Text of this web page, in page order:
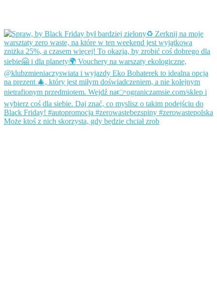
Może ktoś z nich skorzysta, gdy będzie chciał zrob